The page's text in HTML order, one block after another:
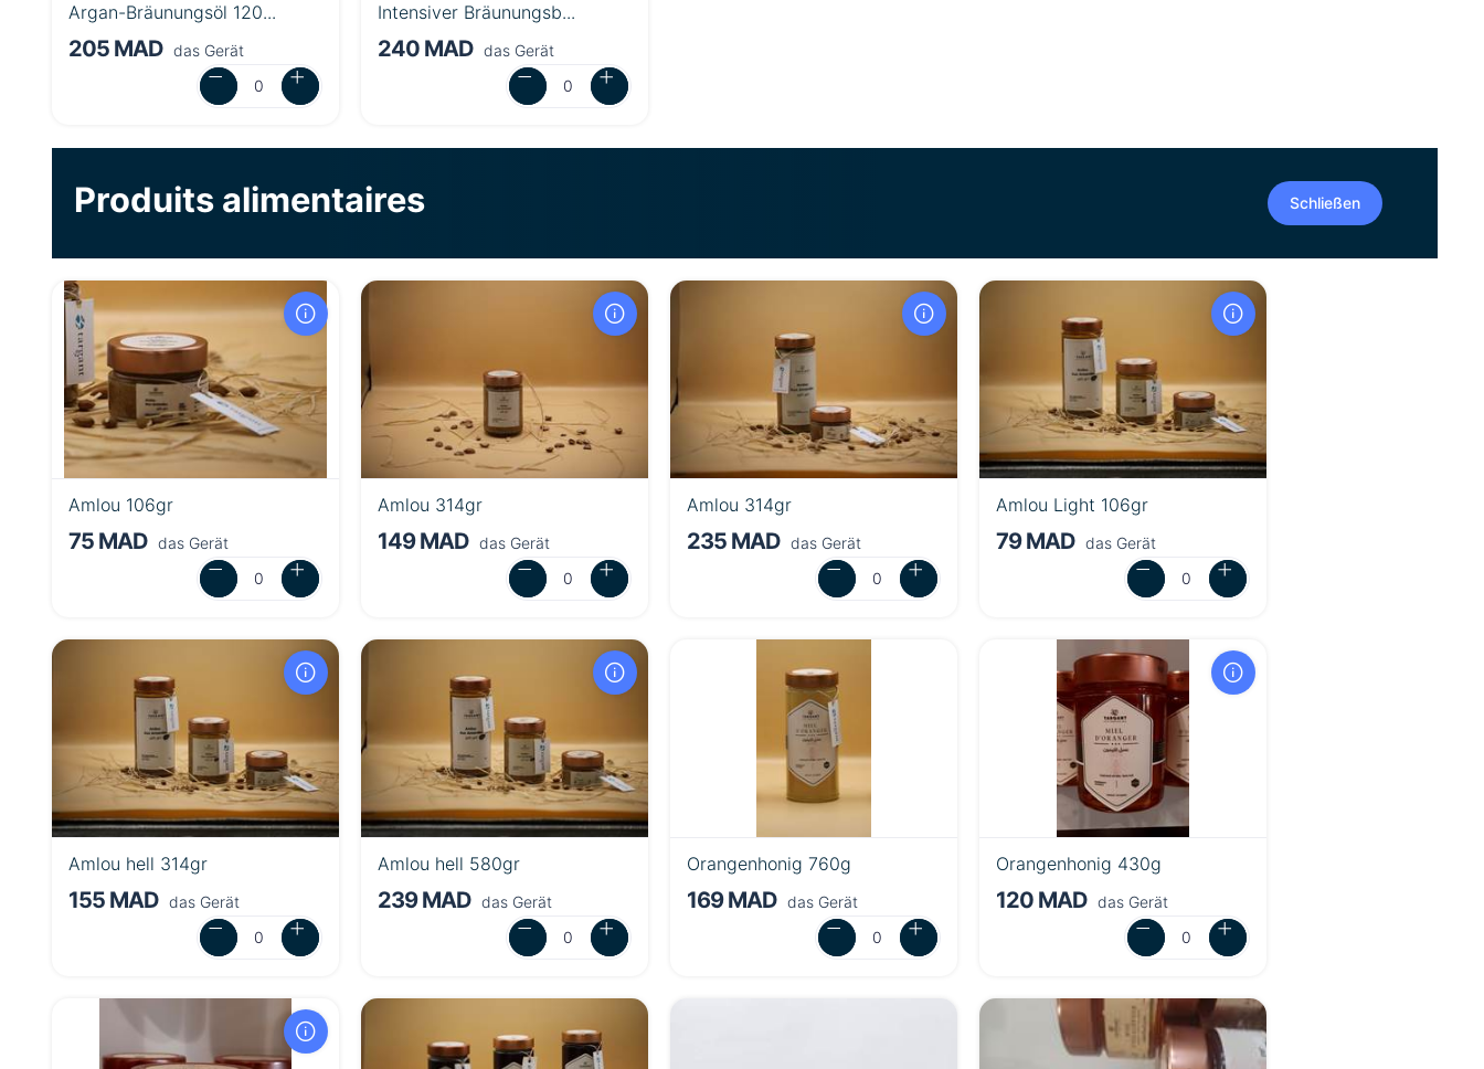
Argan-Bräunungsöl 120...
205 MAD das Gerät
Intensiver Bräunungsb...
240 MAD das Gerät
Produits alimentaires Schließen
Amlou 106gr
75 MAD das Gerät
Amlou 314gr
149 MAD das Gerät
Amlou 314gr
235 MAD das Gerät
Amlou Light 106gr
79 MAD das Gerät
Amlou hell 314gr
155 MAD das Gerät
Amlou hell 580gr
239 MAD das Gerät
Orangenhonig 760g
169 MAD das Gerät
Orangenhonig 430g
120 MAD das Gerät